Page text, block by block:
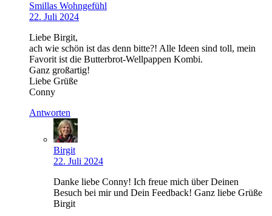
Smillas Wohngefühl
22. Juli 2024
Liebe Birgit,
ach wie schön ist das denn bitte?! Alle Ideen sind toll, mein
Favorit ist die Butterbrot-Wellpappen Kombi.
Ganz großartig!
Liebe Grüße
Conny
Antworten
Birgit
22. Juli 2024
Danke liebe Conny! Ich freue mich über Deinen
Besuch bei mir und Dein Feedback! Ganz liebe Grüße
Birgit